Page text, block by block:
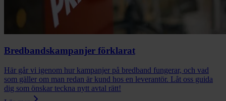
Bredbandskampanjer förklarat
Här går vi igenom hur kampanjer på bredband fungerar, och vad
som gäller om man redan är kund hos en leverantör. Låt oss guida
dig som önskar teckna nytt avtal rätt!